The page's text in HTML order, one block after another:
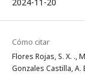
Cómo citar
Flores Rojas, S. X. .,
Gonzales Castilla,